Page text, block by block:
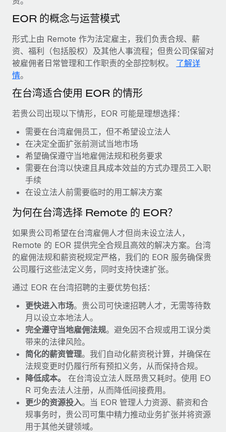
获得全球人力资源与合规方面的专家帮助
背景调查
简化候选人筛选流程
合规守望台
防范合规风险
设备管理
实体设立
快速建立合规实体
人员调配与搬迁
轻松搬迁员工
福利
轻松管理员工福利
案例研究
洞察中心
获得支持
查看全部资源
博客
Why owned entities are key to maintaining
As the global workforce continues to expand in response
to the demands of today’s labor market, the...
了解更多
What a Workday global payroll implementation
actually looks like
Most teams hear "payroll implementation" and picture a
six-month project with a dedicated team....
了解更多
EOR 的概念与运营模式
形式上由 Remote 作为法定雇主，我们负责合规、薪
资、福利（包括股权）及其他人事流程；但贵公司保留对
被雇佣者日常管理和工作职责的全部控制权。 了解详
情。
在台湾适合使用 EOR 的情形
若贵公司出现以下情形，EOR 可能是理想选择：
需要在台湾雇佣员工，但不希望设立法人
在决定全面扩张前测试当地市场
希望确保遵守当地雇佣法规和税务要求
需要在台湾以快速且具成本效益的方式办理员工入职
手续
在设立法人前需要临时的用工解决方案
为何在台湾选择 Remote 的 EOR？
如果贵公司希望在台湾雇佣人才但尚未设立法人，
Remote 的 EOR 提供完全合规且高效的解决方案。台湾
的雇佣法规和薪资税规定严格，我们的 EOR 服务确保贵
公司履行这些法定义务，同时支持快速扩张。
通过 EOR 在台湾招聘的主要优势包括：
更快进入市场。贵公司可快速招聘人才，无需等待数
月以设立本地法人。
完全遵守当地雇佣法规。避免因不合规或用工误分类
带来的法律风险。
简化的薪资管理。我们自动化薪资税计算，并确保在
法规变更时仍履行所有预扣义务，从而保持合规。
降低成本。
在台湾设立法人既昂贵又耗时。使用 EO
R 可免去法人注册，从而降低间接费用。
更少的资源投入。当 EOR 管理人力资源、薪资和合
规事务时，贵公司可集中精力推动业务扩张并将资源
用于其他关键领域。